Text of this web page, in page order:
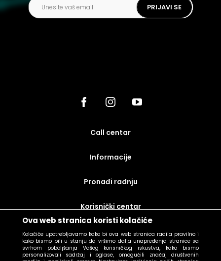
Ova web stranica koristi kolačiće
Kolačiće upotrebljavamo kako bi ova web stranica radila pravilno i
kako bismo bili u stanju da vršimo dalja unapređenja stranice sa
svrhom poboljšanja Vašeg korisničkog iskustva, kako bismo
personalizovali sadržaj i oglase, omogućili značaj društvenih
PRIJAVI SE
call centar
Informacije
Pronađi radnju
korisnički centar
uslovi prodaje